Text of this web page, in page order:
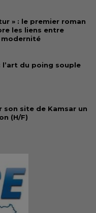
» : le premier roman
les liens entre
l’art du poing souple
son site de Kamsar un
(H/F)